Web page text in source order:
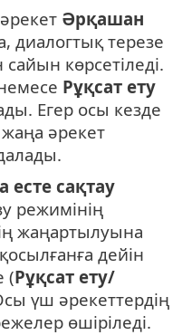
Әрқашан
диалогтық терезе
көрсетіледі.
Рұқсат ету
Егер осы кезде
әрекет
сақтау
режимінің
жаңартылуына
дейін
(Рұқсат ету/
үш әрекеттердің
өшіріледі.